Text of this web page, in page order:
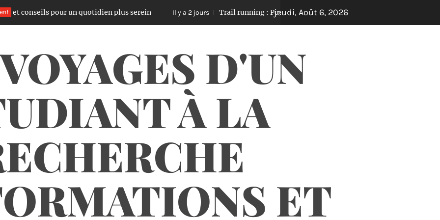
pour un quotidien plus serein Il y a 2 jours Trail running : Pourquoi un plan d’entraînement ultra-personnalisé
jeudi, Août 6, 2026
D'UN
À LA
ET